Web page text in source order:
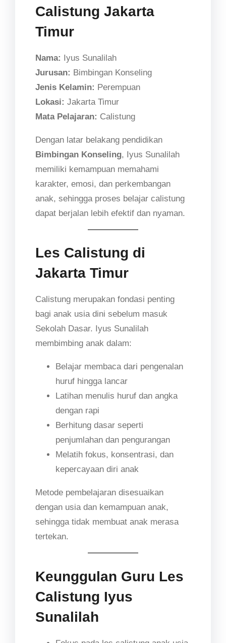
Calistung Jakarta
Timur
Nama: Iyus Sunalilah
Jurusan: Bimbingan Konseling
Jenis Kelamin: Perempuan
Lokasi: Jakarta Timur
Mata Pelajaran: Calistung
Dengan latar belakang pendidikan
Bimbingan Konseling, Iyus Sunalilah
memiliki kemampuan memahami
karakter, emosi, dan perkembangan
anak, sehingga proses belajar calistung
dapat berjalan lebih efektif dan nyaman.
Les Calistung di
Jakarta Timur
Calistung merupakan fondasi penting
bagi anak usia dini sebelum masuk
Sekolah Dasar. Iyus Sunalilah
membimbing anak dalam:
Belajar membaca dari pengenalan
huruf hingga lancar
Latihan menulis huruf dan angka
dengan rapi
Berhitung dasar seperti
penjumlahan dan pengurangan
Melatih fokus, konsentrasi, dan
kepercayaan diri anak
Metode pembelajaran disesuaikan
dengan usia dan kemampuan anak,
sehingga tidak membuat anak merasa
tertekan.
Keunggulan Guru Les
Calistung Iyus
Sunalilah